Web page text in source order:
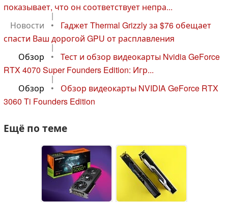
показывает, что он соответствует непра...
|
Новости
•
Гаджет Thermal Grizzly за $76 обещает
спасти Ваш дорогой GPU от расплавления
|
Обзор
•
Тест и обзор видеокарты Nvidia GeForce
RTX 4070 Super Founders Edition: Игр...
|
Обзор
•
Обзор видеокарты NVIDIA GeForce RTX
3060 Ti Founders Edition
Ещё по теме